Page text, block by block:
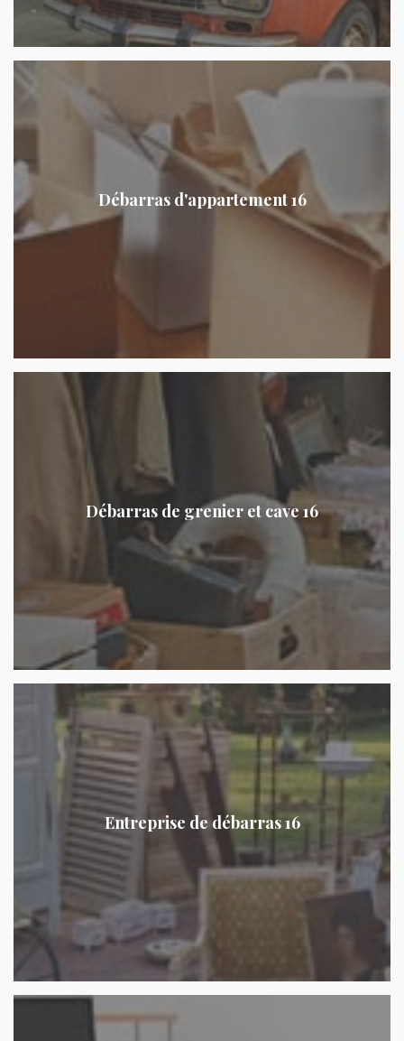
Débarras d'appartement 16
Débarras de grenier et cave 16
Entreprise de débarras 16